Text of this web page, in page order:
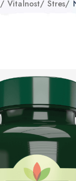
/ Vitalnost/ Stres/